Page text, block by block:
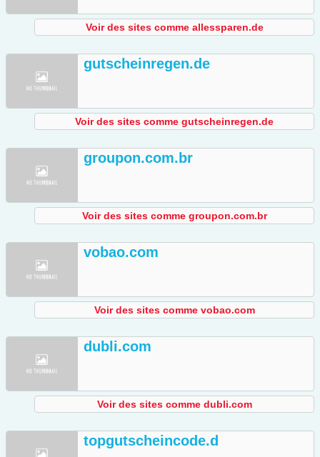
Voir des sites comme allessparen.de
gutscheinregen.de
Voir des sites comme gutscheinregen.de
groupon.com.br
Voir des sites comme groupon.com.br
vobao.com
Voir des sites comme vobao.com
dubli.com
Voir des sites comme dubli.com
topgutscheincode.d